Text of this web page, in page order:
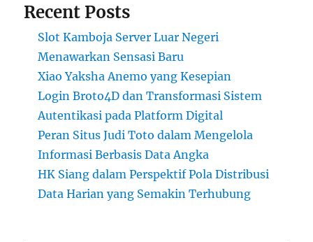
Recent Posts
Slot Kamboja Server Luar Negeri
Menawarkan Sensasi Baru
Xiao Yaksha Anemo yang Kesepian
Login Broto4D dan Transformasi Sistem
Autentikasi pada Platform Digital
Peran Situs Judi Toto dalam Mengelola
Informasi Berbasis Data Angka
HK Siang dalam Perspektif Pola Distribusi
Data Harian yang Semakin Terhubung